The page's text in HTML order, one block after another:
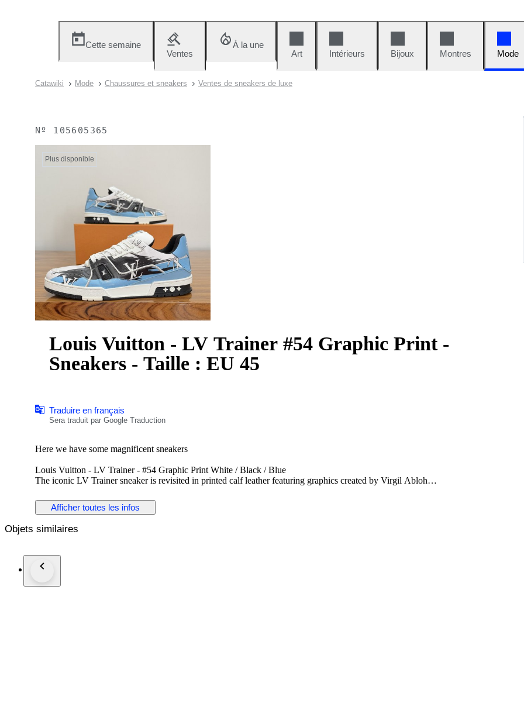
Cette semaine
Ventes
À la une
Art
Intérieurs Bijoux Montres Mode
Catawiki Mode Chaussures et sneakers Ventes de sneakers de luxe
Nº 105605365
Plus disponible
Louis Vuitton - LV Trainer #54 Graphic Print -
Sneakers - Taille : EU 45
Traduire en français
Sera traduit par Google Traduction
Here we have some magnificent sneakers
Louis Vuitton - LV Trainer - #54 Graphic Print White / Black / Blue
The iconic LV Trainer sneaker is revisited in printed calf leather featuring graphics created by Virgil Abloh
Size 10 or 45 EU - Also fits 45.5 EU
https://legitapp.com/cert/8484249059364055
Afficher toutes les infos
Objets similaires